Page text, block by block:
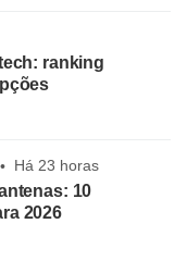
ranking
Há 23 horas
10
2026